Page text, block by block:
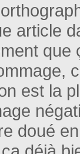
article
que
est la
doué